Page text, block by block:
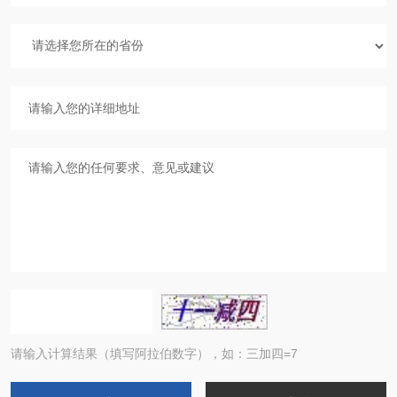
请输入计算结果（填写阿拉伯数字），如：三加四=7